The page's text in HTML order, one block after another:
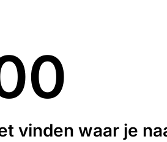
vinden waar je